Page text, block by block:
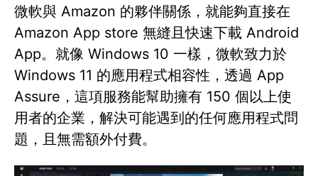
微軟與 Amazon 的夥伴關係，就能夠直接在
Amazon App store 無縫且快速下載 Android
App。就像 Windows 10 一樣，微軟致力於
Windows 11 的應用程式相容性，透過 App
Assure，這項服務能幫助擁有 150 個以上使
用者的企業，解決可能遇到的任何應用程式問
題，且無需額外付費。